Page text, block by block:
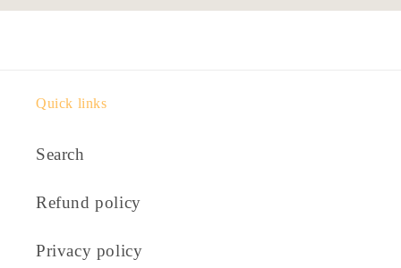
Quick links
Search
Refund policy
Privacy policy